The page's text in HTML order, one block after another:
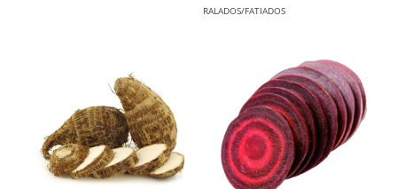
RALADOS/FATIADOS